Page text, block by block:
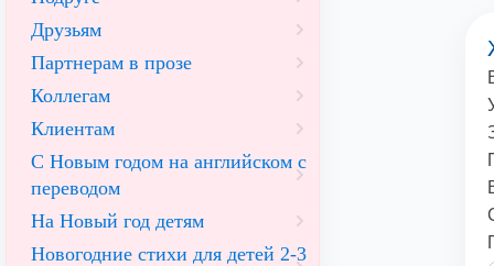
Друзьям
Партнерам в прозе
Коллегам
Клиентам
С Новым годом на английском с
переводом
На Новый год детям
Новогодние стихи для детей 2-3